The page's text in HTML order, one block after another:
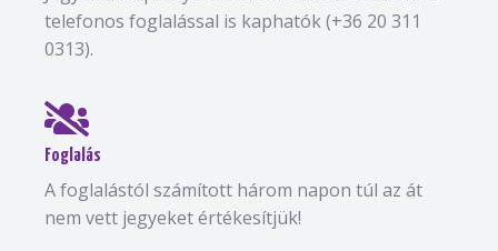
telefonos foglalással is kaphatók (+36 20 311
0313).
Foglalás
A foglalástól számított három napon túl az át
nem vett jegyeket értékesítjük!